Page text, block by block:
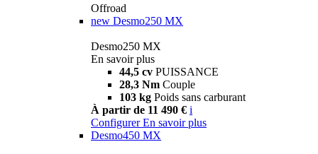
Offroad
new Desmo250 MX
Desmo250 MX
En savoir plus
44,5 cv PUISSANCE
28,3 Nm Couple
103 kg Poids sans carburant
À partir de 11 490 € i
Configurer En savoir plus
Desmo450 MX